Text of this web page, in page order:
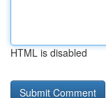
HTML is disabled